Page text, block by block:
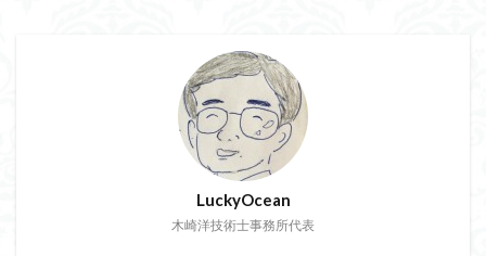
LuckyOcean
木崎洋技術士事務所代表